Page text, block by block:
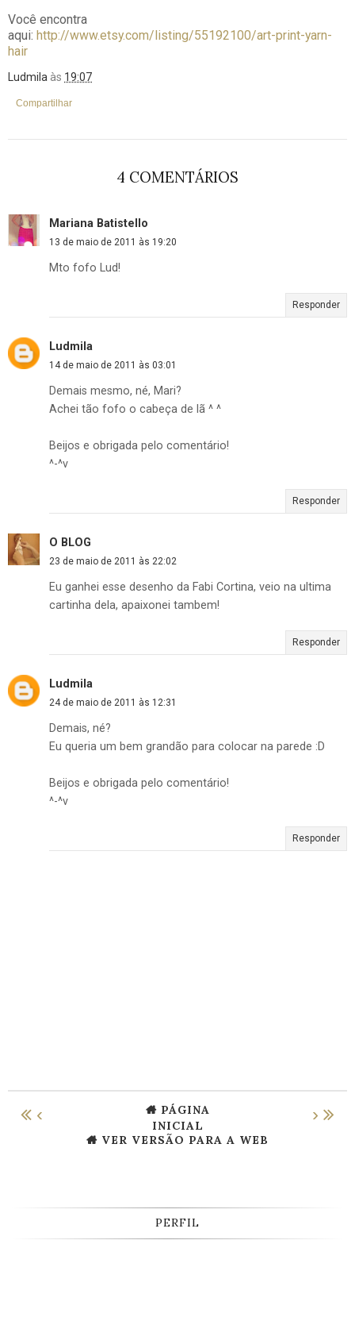
Você encontra
aqui: http://www.etsy.com/listing/55192100/art-print-yarn-
hair
Ludmila às 19:07
Compartilhar
4 COMENTÁRIOS
Mariana Batistello
13 de maio de 2011 às 19:20
Mto fofo Lud!
Responder
Ludmila
14 de maio de 2011 às 03:01
Demais mesmo, né, Mari?
Achei tão fofo o cabeça de lã ^ ^
Beijos e obrigada pelo comentário!
^-^v
Responder
O BLOG
23 de maio de 2011 às 22:02
Eu ganhei esse desenho da Fabi Cortina, veio na ultima
cartinha dela, apaixonei tambem!
Responder
Ludmila
24 de maio de 2011 às 12:31
Demais, né?
Eu queria um bem grandão para colocar na parede :D
Beijos e obrigada pelo comentário!
^-^v
Responder
‹ ›
PÁGINA
INICIAL
VER VERSÃO PARA A WEB
PERFIL